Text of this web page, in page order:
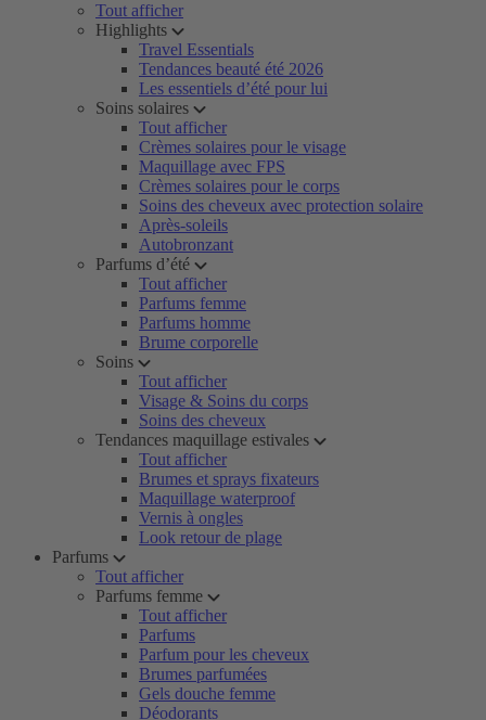
Tout afficher
Highlights
Travel Essentials
Tendances beauté été 2026
Les essentiels d’été pour lui
Soins solaires
Tout afficher
Crèmes solaires pour le visage
Maquillage avec FPS
Crèmes solaires pour le corps
Soins des cheveux avec protection solaire
Après-soleils
Autobronzant
Parfums d’été
Tout afficher
Parfums femme
Parfums homme
Brume corporelle
Soins
Tout afficher
Visage & Soins du corps
Soins des cheveux
Tendances maquillage estivales
Tout afficher
Brumes et sprays fixateurs
Maquillage waterproof
Vernis à ongles
Look retour de plage
Parfums
Tout afficher
Parfums femme
Tout afficher
Parfums
Parfum pour les cheveux
Brumes parfumées
Gels douche femme
Déodorants